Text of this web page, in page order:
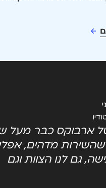
ארבוקס כבר מעל
שהשירות מדהים,
גם לנו הצוות וגם